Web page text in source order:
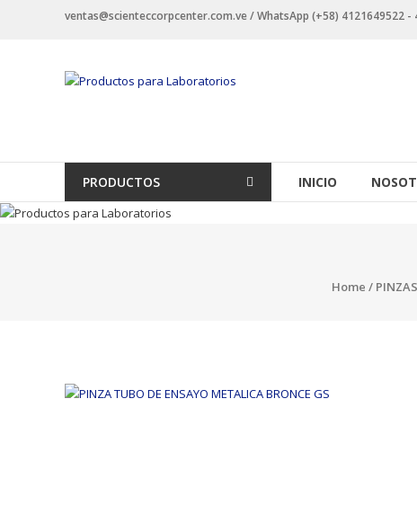
ventas@scienteccorpcenter.com.ve / WhatsApp (+58) 4121649522
Productos
Investigación,
Industriales
y
PRODUCTOS INICIO
Home /